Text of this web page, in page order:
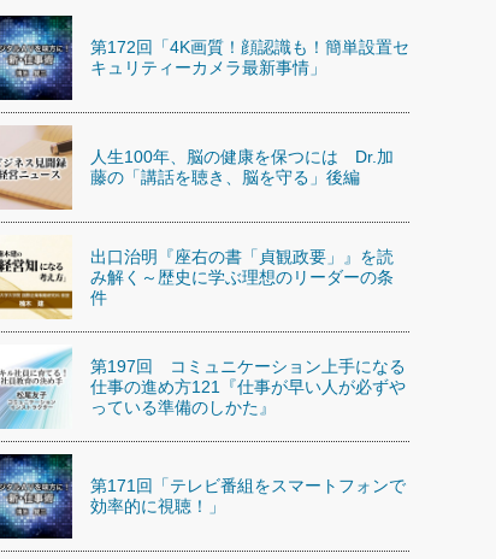
第172回「4K画質！顔認識も！簡単設置セ
キュリティーカメラ最新事情」
人生100年、脳の健康を保つには Dr.加
藤の「講話を聴き、脳を守る」後編
出口治明『座右の書「貞観政要」』を読
み解く～歴史に学ぶ理想のリーダーの条
件
第197回 コミュニケーション上手になる
仕事の進め方121『仕事が早い人が必ずや
っている準備のしかた』
第171回「テレビ番組をスマートフォンで
効率的に視聴！」